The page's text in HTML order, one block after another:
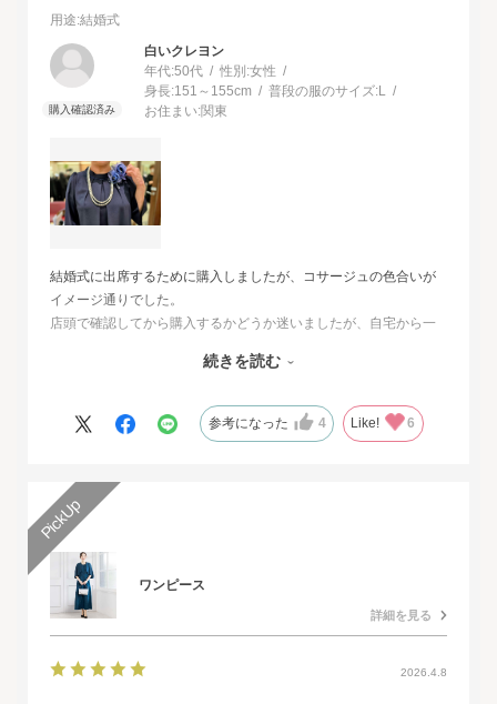
用途:結婚式
白いクレヨン
年代:50代 性別:女性
身長:151～155cm 普段の服のサイズ:L
お住まい:関東
結婚式に出席するために購入しましたが、コサージュの色合いが
イメージ通りでした。
店頭で確認してから購入するかどうか迷いましたが、自宅から一
オンラインショップは写真数が多くじっくりと検討することがで
また、購入するとすぐに届くのでとても便利だと思いました。
続きを読む
参考になった 4 Like! 6
ワンピース
詳細を見る
2026.4.8